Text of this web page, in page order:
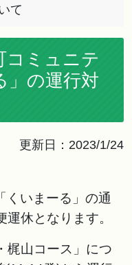
て
コミュニテ
」の運行対
更新日：2023/1/24
いまーる」の通
休となります。
山コース」につ